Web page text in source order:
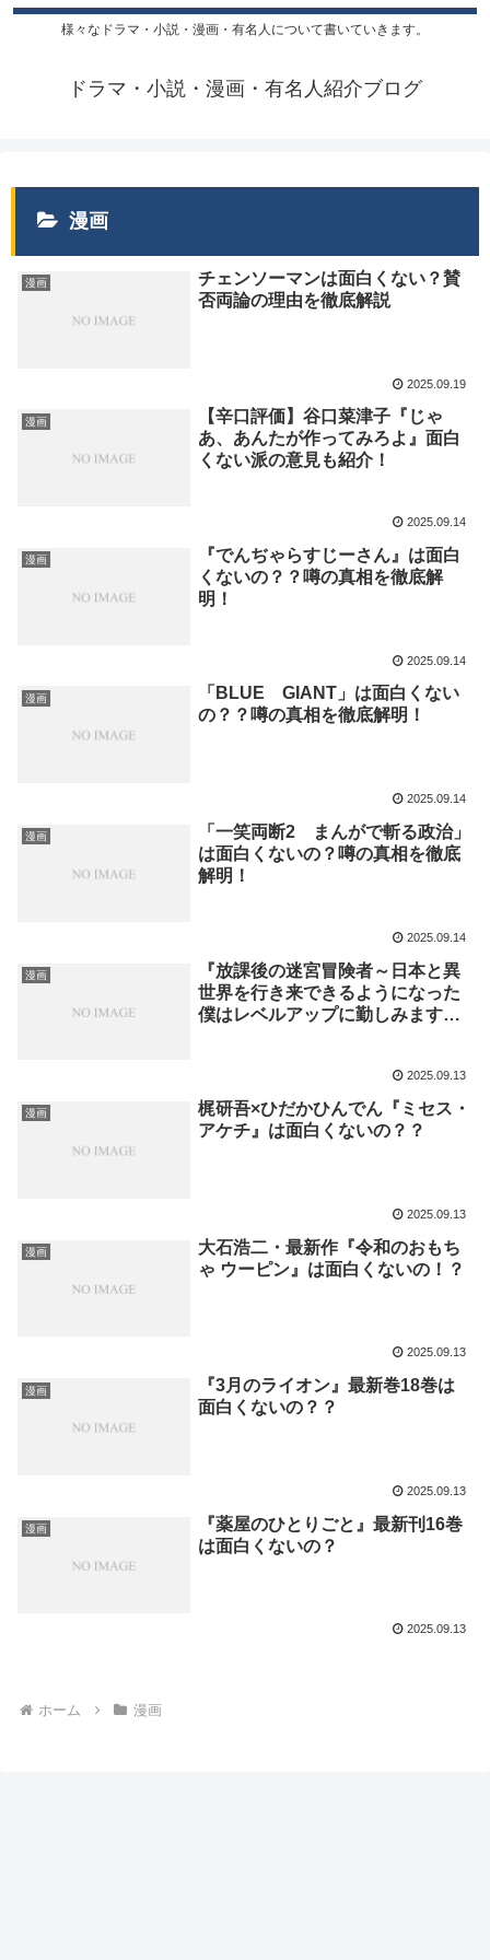
様々なドラマ・小説・漫画・有名人について書いていきます。
ドラマ・小説・漫画・有名人紹介ブログ
漫画
漫画
チェンソーマンは面白くない？賛
否両論の理由を徹底解説
2025.09.19
漫画
【辛口評価】谷口菜津子『じゃ
あ、あんたが作ってみろよ』面白
くない派の意見も紹介！
2025.09.14
漫画
『でんぢゃらすじーさん』は面白
くないの？？噂の真相を徹底解
明！
2025.09.14
漫画
「BLUE GIANT」は面白くない
の？？噂の真相を徹底解明！
2025.09.14
漫画
「一笑両断2 まんがで斬る政治」
は面白くないの？噂の真相を徹底
解明！
2025.09.14
漫画
『放課後の迷宮冒険者～日本と異
世界を行き来できるようになった
僕はレベルアップに勤しみます
2025.09.13
漫画
梶研吾×ひだかひんでん『ミセス・
アケチ』は面白くないの？？
2025.09.13
漫画
大石浩二・最新作『令和のおもち
ゃ ウーピン』は面白くないの！？
2025.09.13
漫画
『3月のライオン』最新巻18巻は
面白くないの？？
2025.09.13
漫画
『薬屋のひとりごと』最新刊16巻
は面白くないの？
2025.09.13
ホーム 漫画